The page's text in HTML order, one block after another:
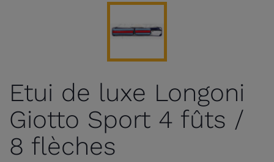
Etui de luxe Longoni
Giotto Sport 4 fûts /
8 flèches